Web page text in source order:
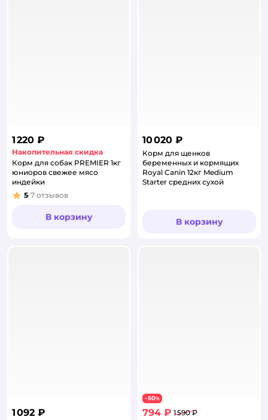
1 220 ₽
Накопительная скидка
Корм для собак PREMIER 1кг
юниоров свежее мясо
индейки
Рейтинг:
5 7 отзывов
В корзину
10 020 ₽
Корм для щенков
беременных и кормящих
Royal Canin 12кг Medium
Starter средних сухой
В корзину
1 092 ₽
−50%
794 ₽ 1 590 ₽